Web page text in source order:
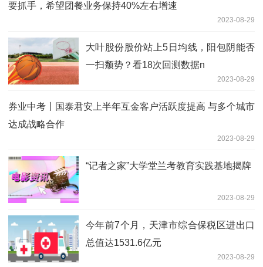
要抓手，希望团餐业务保持40%左右增速
2023-08-29
大叶股份股价站上5日均线，阳包阴能否
一扫颓势？看18次回测数据n
2023-08-29
券业中考丨国泰君安上半年互金客户活跃度提高 与多个城市
达成战略合作
2023-08-29
“记者之家”大学堂兰考教育实践基地揭牌
2023-08-29
今年前7个月，天津市综合保税区进出口
总值达1531.6亿元
2023-08-29